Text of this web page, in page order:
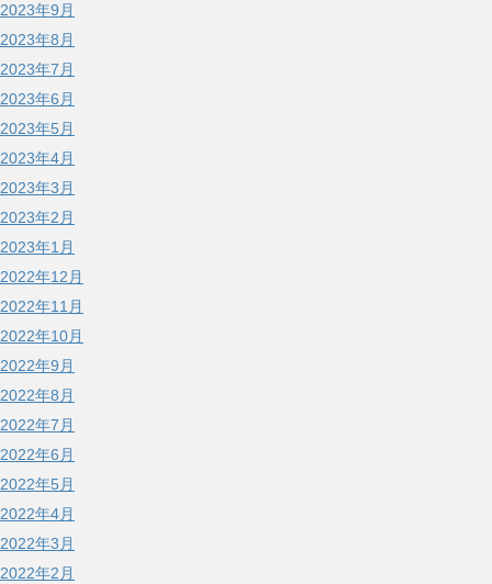
2023年9月
2023年8月
2023年7月
2023年6月
2023年5月
2023年4月
2023年3月
2023年2月
2023年1月
2022年12月
2022年11月
2022年10月
2022年9月
2022年8月
2022年7月
2022年6月
2022年5月
2022年4月
2022年3月
2022年2月